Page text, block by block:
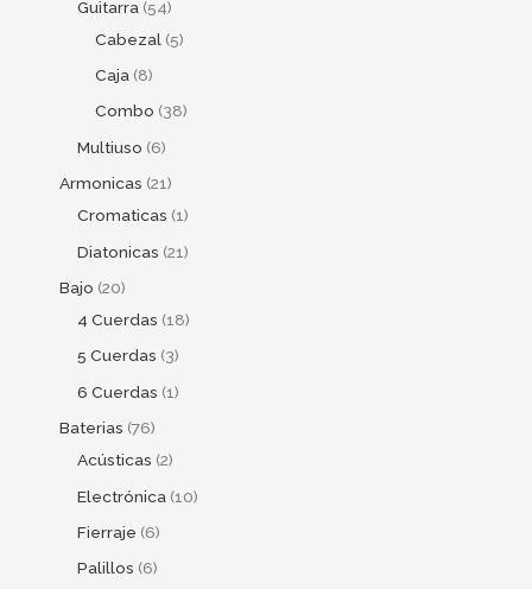
Guitarra 54
Cabezal 5
Caja 8
Combo 38
Multiuso 6
Armonicas 21
Cromaticas 1
Diatonicas 21
Bajo 20
4 Cuerdas 18
5 Cuerdas 3
6 Cuerdas 1
Baterias 76
Acústicas 2
Electrónica 10
Fierraje 6
Palillos 6